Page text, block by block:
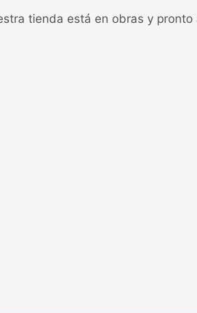
tienda está en obras y